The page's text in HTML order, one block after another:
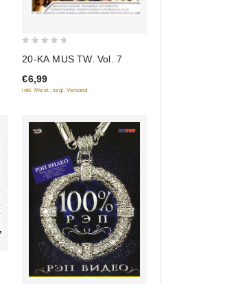
of
5
20-KA MUS TW. Vol. 7
€6,99
inkl. Mwst., zzgl. Versand